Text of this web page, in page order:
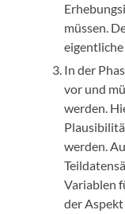
müssen.
In der
vor und
werden.
werden.
Variablen
der